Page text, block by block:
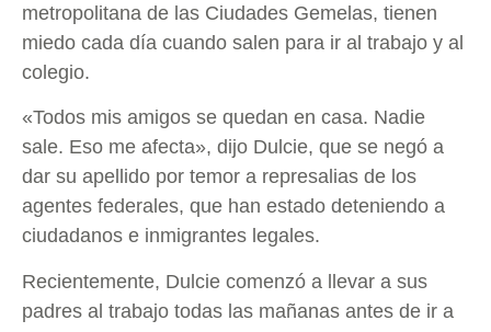
metropolitana de las Ciudades Gemelas, tienen
miedo cada día cuando salen para ir al trabajo y al
colegio.
«Todos mis amigos se quedan en casa. Nadie
sale. Eso me afecta», dijo Dulcie, que se negó a
dar su apellido por temor a represalias de los
agentes federales, que han estado deteniendo a
ciudadanos e inmigrantes legales.
Recientemente, Dulcie comenzó a llevar a sus
padres al trabajo todas las mañanas antes de ir a